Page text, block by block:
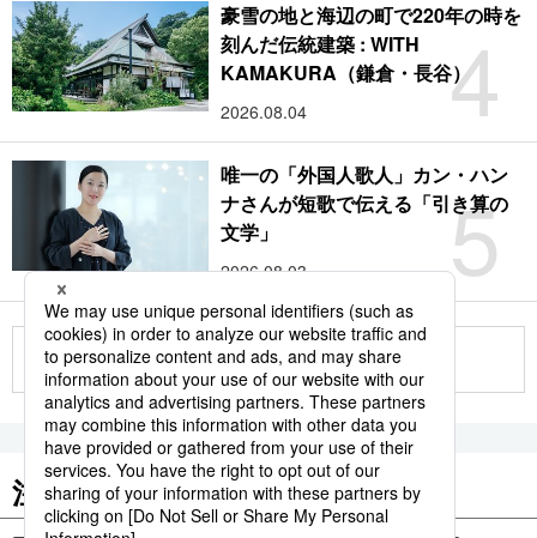
4
豪雪の地と海辺の町で220年の時を
刻んだ伝統建築 : WITH
KAMAKURA（鎌倉・長谷）
2026.08.04
5
唯一の「外国人歌人」カン・ハン
ナさんが短歌で伝える「引き算の
文学」
2026.08.03
もっと見る
注目のキーワード